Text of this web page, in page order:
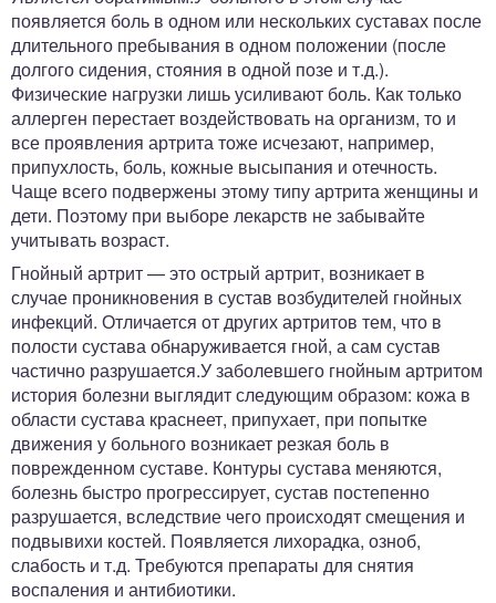
появляется боль в одном или нескольких суставах после
длительного пребывания в одном положении (после
долгого сидения, стояния в одной позе и т.д.).
Физические нагрузки лишь усиливают боль. Как только
аллерген перестает воздействовать на организм, то и
все проявления артрита тоже исчезают, например,
припухлость, боль, кожные высыпания и отечность.
Чаще всего подвержены этому типу артрита женщины и
дети. Поэтому при выборе лекарств не забывайте
учитывать возраст.
Гнойный артрит — это острый артрит, возникает в
случае проникновения в сустав возбудителей гнойных
инфекций. Отличается от других артритов тем, что в
полости сустава обнаруживается гной, а сам сустав
частично разрушается.У заболевшего гнойным артритом
история болезни выглядит следующим образом: кожа в
области сустава краснеет, припухает, при попытке
движения у больного возникает резкая боль в
поврежденном суставе. Контуры сустава меняются,
болезнь быстро прогрессирует, сустав постепенно
разрушается, вследствие чего происходят смещения и
подвывихи костей. Появляется лихорадка, озноб,
слабость и т.д. Требуются препараты для снятия
воспаления и антибиотики.